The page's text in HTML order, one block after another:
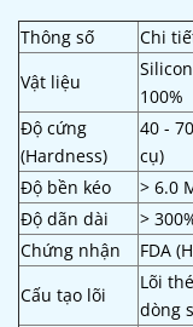
Thông số
Chi
Vật liệu
100%
Độ cứng
(Hardness)
40 -
cụ)
Độ bền kéo
> 6.0
Độ dãn dài
>
Chứng nhận
FDA
Cấu tạo lõi
Lõi
dòng